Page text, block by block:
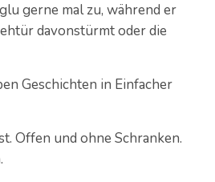
gerne mal zu, während er
davonstürmt oder die
Geschichten in Einfacher
Offen und ohne Schranken.